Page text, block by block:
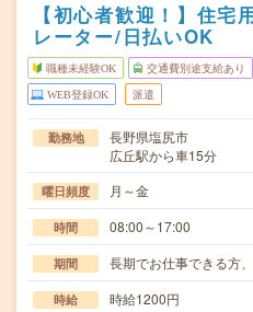
【初心者歓迎！】住宅
レーター/日払いOK
職種未経験OK 交通費別途支給あり
WEB登録OK 派遣
勤務地
長野県塩尻市
広丘駅から車15分
曜日頻度 月～金
時間 08:00～17:00
期間 長期でお仕事できる方
時給 時給1200円